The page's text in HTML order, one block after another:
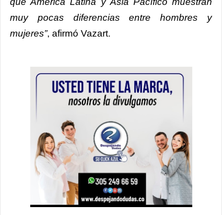
muy pocas diferencias entre hombres y
mujeres”, afirmó Vazart.